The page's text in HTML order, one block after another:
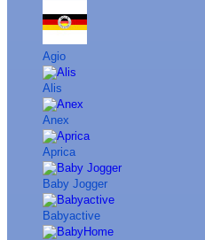
Agio
Alis
Anex
Aprica
Baby Jogger
Babyactive